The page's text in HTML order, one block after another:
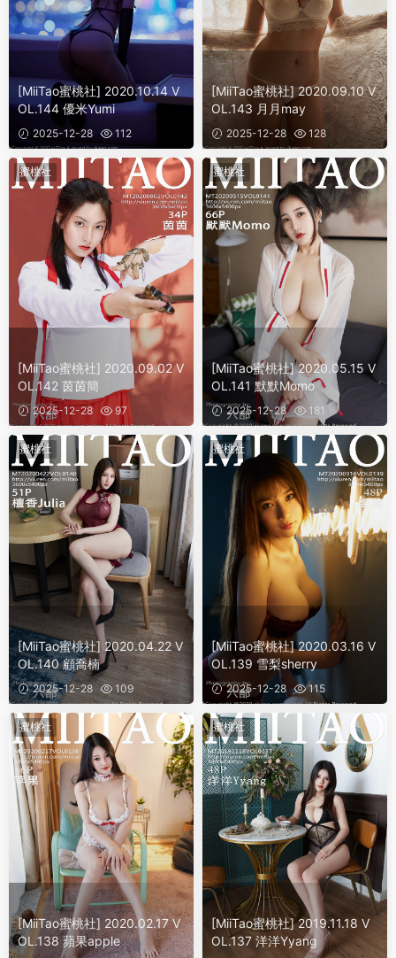
[MiiTao蜜桃社] 2020.10.14 V
OL.144 優米Yumi
2025-12-28 112
[MiiTao蜜桃社] 2020.09.10 V
OL.143 月月may
2025-12-28 128
蜜桃社
[MiiTao蜜桃社] 2020.09.02 V
OL.142 茵茵簡
2025-12-28 97
蜜桃社
[MiiTao蜜桃社] 2020.05.15 V
OL.141 默默Momo
2025-12-28 181
蜜桃社
[MiiTao蜜桃社] 2020.04.22 V
OL.140 顧喬楠
2025-12-28 109
蜜桃社
[MiiTao蜜桃社] 2020.03.16 V
OL.139 雪梨sherry
2025-12-28 115
蜜桃社
[MiiTao蜜桃社] 2020.02.17 V
OL.138 蘋果apple
蜜桃社
[MiiTao蜜桃社] 2019.11.18 V
OL.137 洋洋Yyang